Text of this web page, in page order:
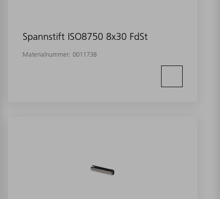
Spannstift ISO8750 8x30 FdSt
Materialnummer: 0011738